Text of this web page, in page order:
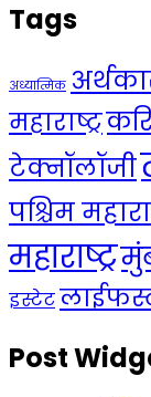
Tags
अध्यात्मिक
महाराष्ट्र
टेक्नॉलॉजी
पश्चिम
महाराष्ट्र
इस्टेट
Post